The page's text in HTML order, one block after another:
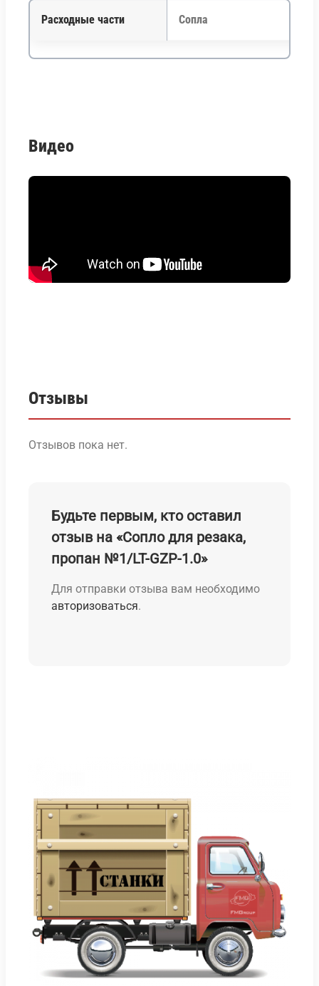
Расходные части Сопла
Видео
Отзывы
Отзывов пока нет.
Будьте первым, кто оставил
отзыв на «Сопло для резака,
пропан №1/LT-GZP-1.0»
Для отправки отзыва вам необходимо
авторизоваться.